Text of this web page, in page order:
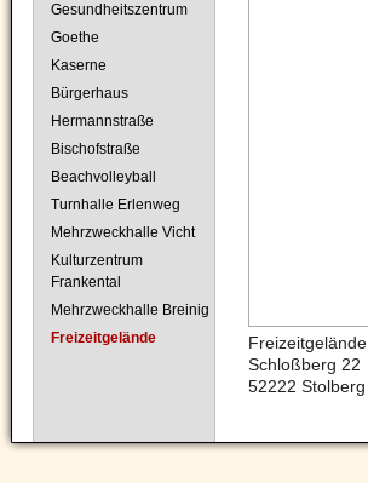
Freizeitgelände
Schloßberg 22
52222 Stolberg
Gesundheitszentrum
Goethe
Kaserne
Bürgerhaus
Hermannstraße
Bischofstraße
Beachvolleyball
Turnhalle Erlenweg
Mehrzweckhalle Vicht
Kulturzentrum
Frankental
Mehrzweckhalle Breinig
Freizeitgelände
Navigation